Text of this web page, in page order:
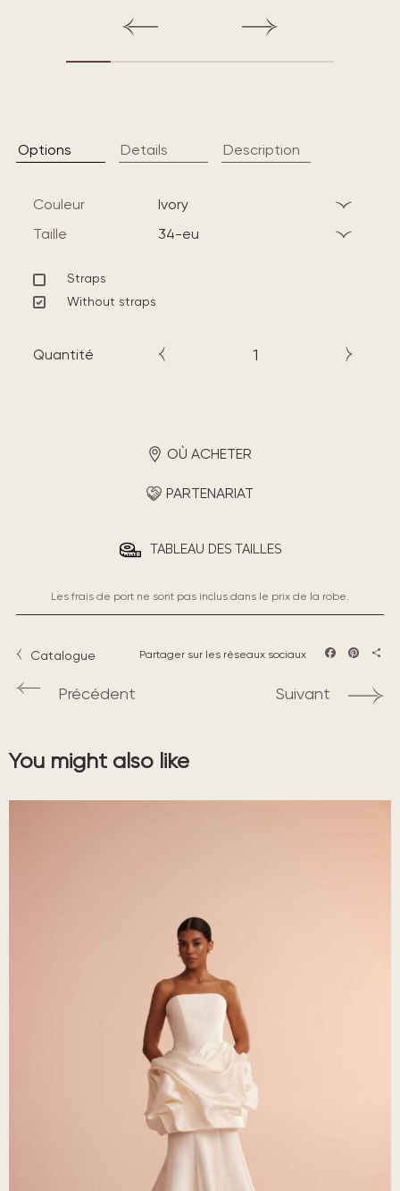
Options Details Description
Couleur
ivory
Taille
34-eu
Straps
Without straps
Quantité
OÙ ACHETER
PARTENARIAT
TABLEAU DES TAILLES
Les frais de port ne sont pas inclus dans le prix de la robe.
Catalogue Partager sur les réseaux sociaux
Précédent Suivant
You might also like